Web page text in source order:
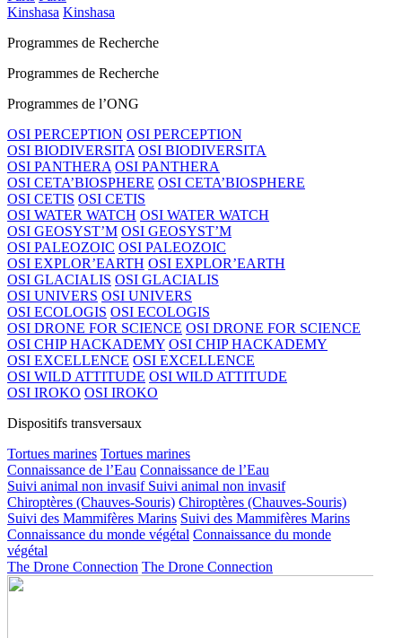
Kinshasa Kinshasa
Programmes de Recherche
Programmes de Recherche
Programmes de l’ONG
OSI PERCEPTION OSI PERCEPTION
OSI BIODIVERSITA OSI BIODIVERSITA
OSI PANTHERA OSI PANTHERA
OSI CETA’BIOSPHERE OSI CETA’BIOSPHERE
OSI CETIS OSI CETIS
OSI WATER WATCH OSI WATER WATCH
OSI GEOSYST’M OSI GEOSYST’M
OSI PALEOZOIC OSI PALEOZOIC
OSI EXPLOR’EARTH OSI EXPLOR’EARTH
OSI GLACIALIS OSI GLACIALIS
OSI UNIVERS OSI UNIVERS
OSI ECOLOGIS OSI ECOLOGIS
OSI DRONE FOR SCIENCE OSI DRONE FOR SCIENCE
OSI CHIP HACKADEMY OSI CHIP HACKADEMY
OSI EXCELLENCE OSI EXCELLENCE
OSI WILD ATTITUDE OSI WILD ATTITUDE
OSI IROKO OSI IROKO
Dispositifs transversaux
Tortues marines Tortues marines
Connaissance de l’Eau Connaissance de l’Eau
Suivi animal non invasif Suivi animal non invasif
Chiroptères (Chauves-Souris) Chiroptères (Chauves-Souris)
Suivi des Mammifères Marins Suivi des Mammifères Marins
Connaissance du monde végétal Connaissance du monde
végétal
The Drone Connection The Drone Connection